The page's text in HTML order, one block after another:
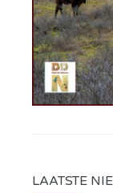
LAATSTE